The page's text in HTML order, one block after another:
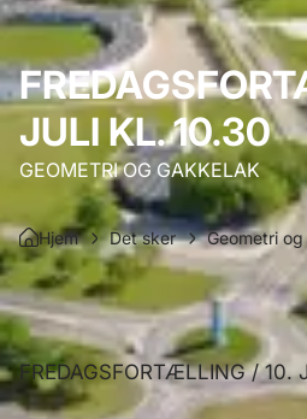
JULI KL. 10.30
GEOMETRI OG GAKKELAK
Hjem Det sker Geometri
FREDAGSFORTÆLLING / 10.